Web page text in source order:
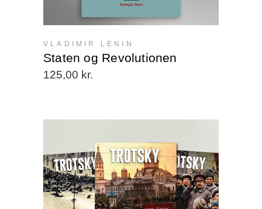
VLADIMIR LENIN
Staten og Revolutionen
125,00 kr.